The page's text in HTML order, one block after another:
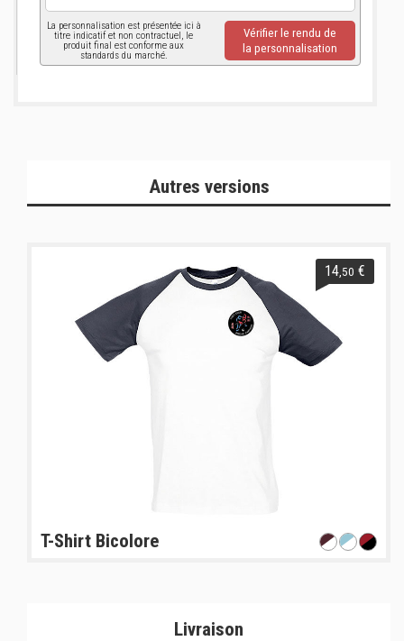
La personnalisation est présentée ici à
titre indicatif et non contractuel, le
produit final est conforme aux
standards du marché.
Vérifier le rendu de
la personnalisation
Autres versions
14 ,50 €
T-Shirt Bicolore
Livraison